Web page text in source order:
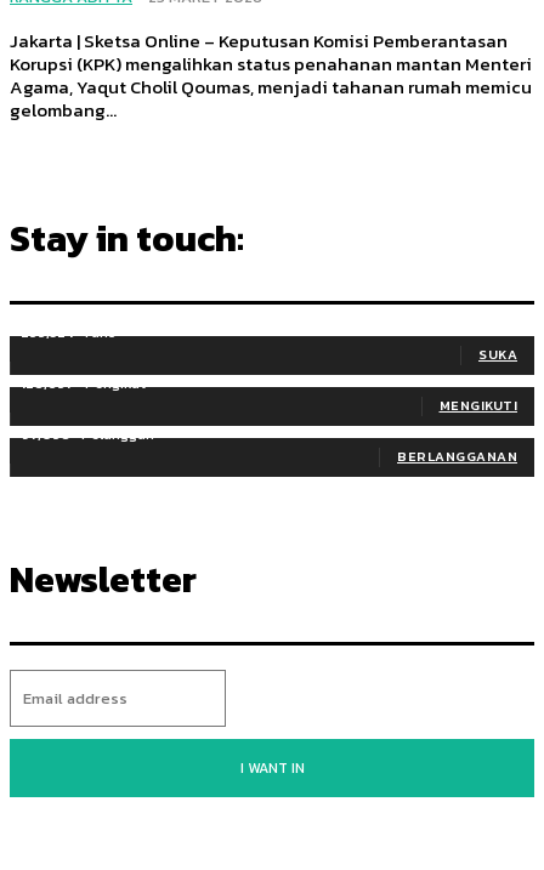
Jakarta | Sketsa Online – Keputusan Komisi Pemberantasan
Korupsi (KPK) mengalihkan status penahanan mantan Menteri
Agama, Yaqut Cholil Qoumas, menjadi tahanan rumah memicu
gelombang...
Stay in touch:
255,324 Fans
SUKA
128,657 Pengikut
MENGIKUTI
97,058 Pelanggan
BERLANGGANAN
Newsletter
I WANT IN